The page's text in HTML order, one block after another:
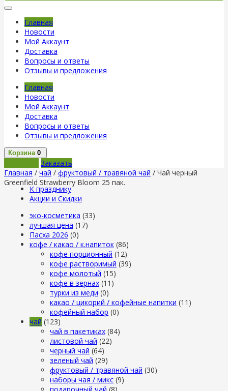
Главная
Новости
Мой Аккаунт
Доставка
Вопросы и ответы
Отзывы и предложения
Главная
Новости
Мой Аккаунт
Доставка
Вопросы и ответы
Отзывы и предложения
Корзина 0
Заказать
Главная / чай / фруктовый / травяной чай / Чай черный
Greenfield Strawberry Bloom 25 пак.
К празднику
Акции и Скидки
эко-косметика (33)
лучшая цена (17)
Пасха 2026 (0)
кофе / какао / к.напиток (86)
кофе порционный (12)
кофе растворимый (39)
кофе молотый (15)
кофе в зернах (11)
турки из меди (0)
какао / цикорий / кофейные напитки (11)
кофейный набор (0)
чай (123)
чай в пакетиках (84)
листовой чай (22)
черный чай (64)
зеленый чай (29)
фруктовый / травяной чай (30)
наборы чая / микс (9)